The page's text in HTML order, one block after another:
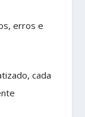
erros e
cada